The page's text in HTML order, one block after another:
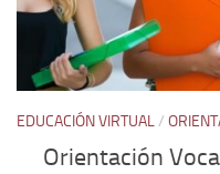
EDUCACIÓN VIRTUAL/
Orientación